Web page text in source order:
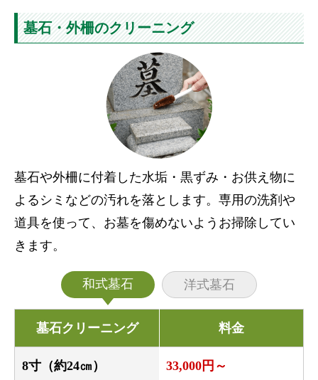
墓石・外柵のクリーニング
墓石や外柵に付着した水垢・黒ずみ・お供え物に
よるシミなどの汚れを落とします。専用の洗剤や
道具を使って、お墓を傷めないようお掃除してい
きます。
和式墓石 洋式墓石
墓石クリーニング 料金
8寸（約24㎝） 33,000円～